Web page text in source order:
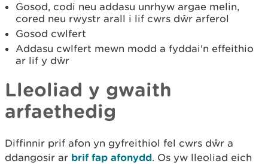
Gosod, codi neu addasu unrhyw argae melin,
cored neu rwystr arall i lif cwrs dŵr arferol
Gosod cwlfert
Addasu cwlfert mewn modd a fyddai'n effeithio
ar lif y dŵr
Lleoliad y gwaith
arfaethedig
Diffinnir prif afon yn gyfreithiol fel cwrs dŵr a
ddangosir ar brif fap afonydd. Os yw lleoliad eich